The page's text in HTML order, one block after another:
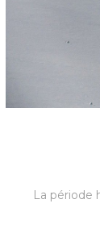
La période